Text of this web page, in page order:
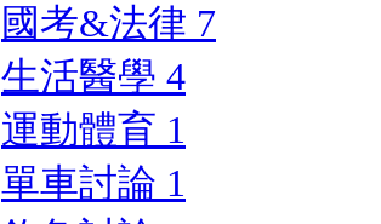
國考&法律 7
生活醫學 4
運動體育 1
單車討論 1